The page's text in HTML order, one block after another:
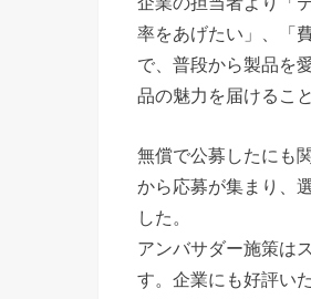
率をあげたい」、「
で、普段から製品を
品の魅力を届けるこ
無償で公募したにも
から応募が集まり、
した。
アンバサダー施策は
す。企業にも好評い